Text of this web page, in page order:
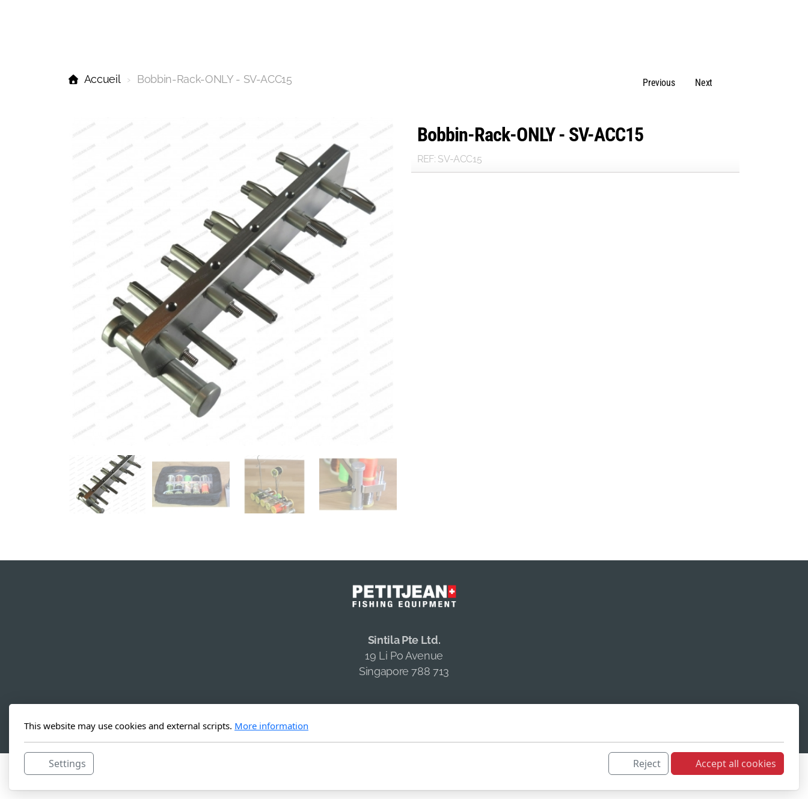
Previous Next
Accueil Bobbin-Rack-ONLY - SV-ACC15
Bobbin-Rack-ONLY - SV-ACC15
REF: SV-ACC15
Sintila Pte Ltd.
19 Li Po Avenue
Singapore 788 713
Copyright, tous droits réservés -
This website may use cookies and external scripts. More information
Settings Reject Accept all cookies